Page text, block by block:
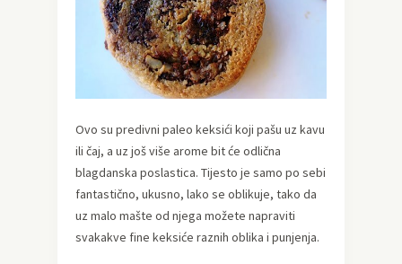
Ovo su predivni paleo keksići koji pašu uz kavu
ili čaj, a uz još više arome bit će odlična
blagdanska poslastica. Tijesto je samo po sebi
fantastično, ukusno, lako se oblikuje, tako da
uz malo mašte od njega možete napraviti
svakakve fine keksiće raznih oblika i punjenja.